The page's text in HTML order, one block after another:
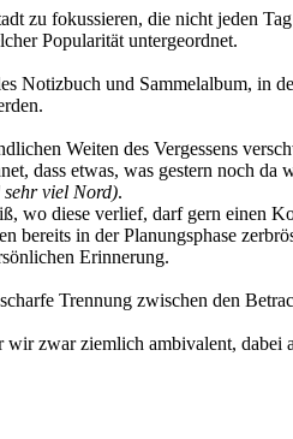
zu fokussieren, die nicht jeden
Popularität untergeordnet.
Notizbuch und Sammelalbum, in
Weiten des Vergessens
dass etwas, was gestern noch da
sehr viel Nord).
wo diese verlief, darf gern einen
in der Planungsphase
Erinnerung.
Trennung zwischen den
zwar ziemlich ambivalent,